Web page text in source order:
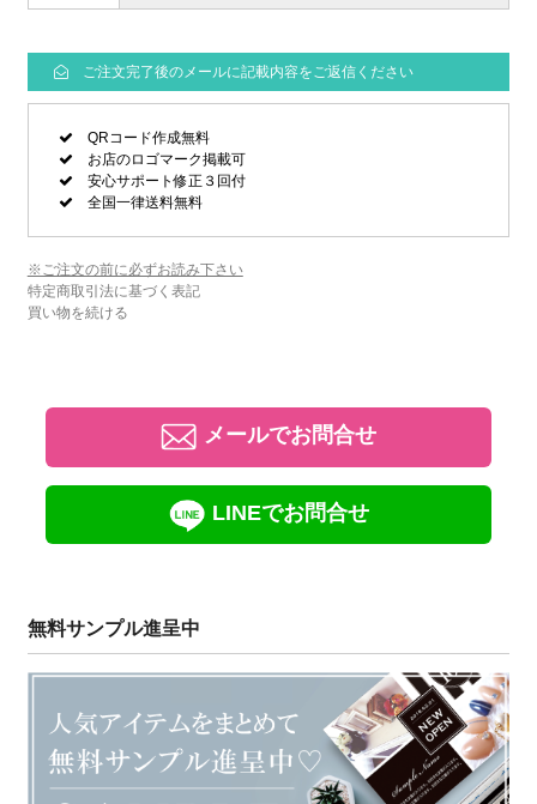
ご注文完了後のメールに記載内容をご返信ください
QRコード作成無料
お店のロゴマーク掲載可
安心サポート修正３回付
全国一律送料無料
※ご注文の前に必ずお読み下さい
特定商取引法に基づく表記
買い物を続ける
メールでお問合せ
LINEでお問合せ
無料サンプル進呈中